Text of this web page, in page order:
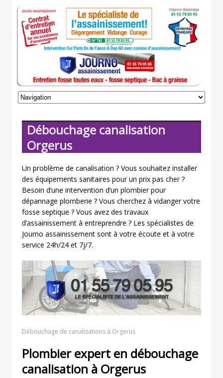
Débouchage canalisation
Orgerus
Un problème de canalisation ? Vous souhaitez installer
des équipements sanitaires pour un prix pas cher ?
Besoin d’une intervention d’un plombier pour
dépannage plomberie ? Vous cherchez à vidanger votre
fosse septique ? Vous avez des travaux
d’assainissement à entreprendre ? Les spécialistes de
Journo assainissement sont à votre écoute et à votre
service 24h/24 et 7j/7.
Débouchage de canalisations à Orgerus
Plombier expert en débouchage
canalisation à Orgerus